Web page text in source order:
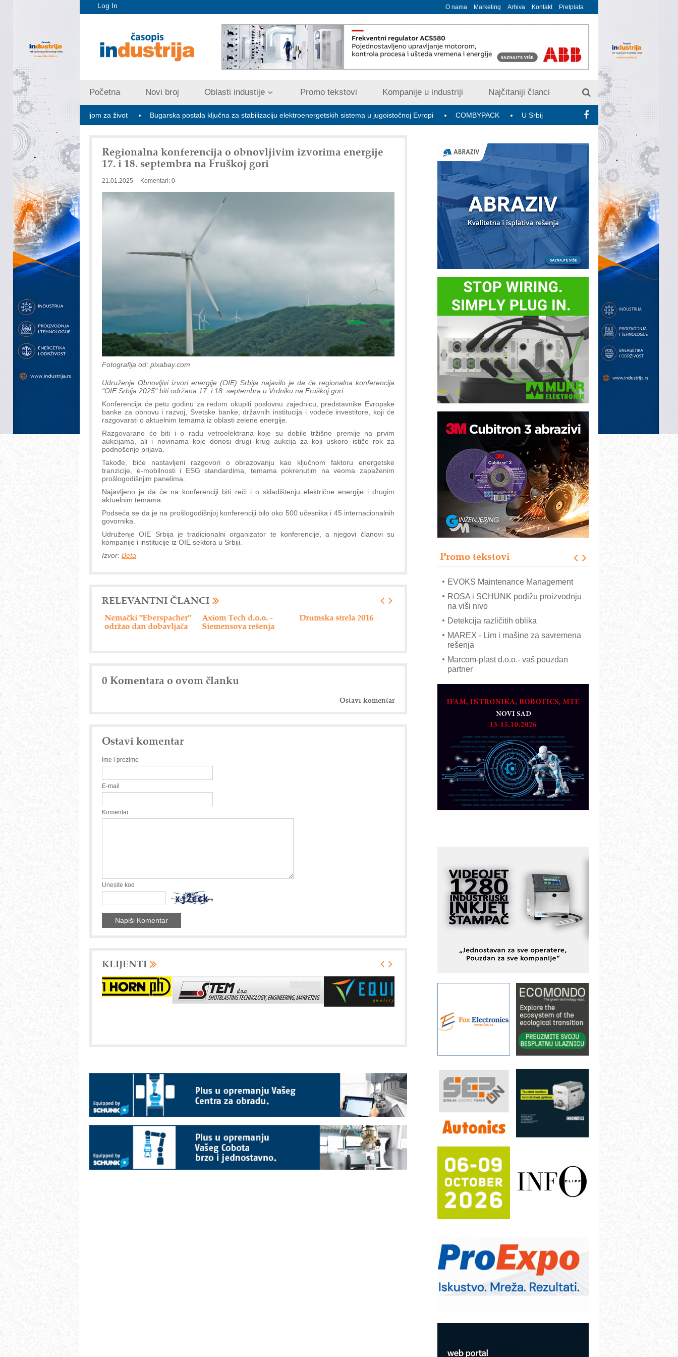
Log In O nama Marketing Arhiva Kontakt Pretplata
Početna Novi broj Oblasti industije Promo tekstovi Kompanije u industriji Najčitaniji članci
najboljom zemljom za život Bugarska postala ključna za stabilizaciju elektroenergetskih sistema u jugoistočnoj Evropi COMBYPACK U Srbiji trenutno aktivne 2.354 5G bazne radio-stanice
Regionalna konferencija o obnovljivim izvorima energije
17. i 18. septembra na Fruškoj gori
21.01.2025 Komentari: 0
Fotografija od: pixabay.com
Udruženje Obnovljivi izvori energije (OIE) Srbija najavilo je da će regionalna konferencija
"OIE Srbija 2025" biti održana 17. i 18. septembra u Vrdniku na Fruškoj gori.
Konferencija će petu godinu za redom okupiti poslovnu zajednicu, predstavnike Evropske
banke za obnovu i razvoj, Svetske banke, državnih institucija i vodeće investitore, koji će
razgovarati o aktuelnim temama iz oblasti zelene energije.
Razgovarano će biti i o radu vetroelektrana koje su dobile tržišne premije na prvim
aukcijama, ali i novinama koje donosi drugi krug aukcija za koji uskoro ističe rok za
podnošenje prijava.
Takođe, biće nastavljeni razgovori o obrazovanju kao ključnom faktoru energetske
tranzicije, e-mobilnosti i ESG standardima, temama pokrenutim na veoma zapaženim
prošlogodišnjim panelima.
Najavljeno je da će na konferenciji biti reči i o skladištenju električne energije i drugim
aktuelnim temama.
Podseća se da je na prošlogodišnjoj konferenciji bilo oko 500 učesnika i 45 internacionalnih
govornika.
Udruženje OIE Srbija je tradicionalni organizator te konferencije, a njegovi članovi su
kompanije i institucije iz OIE sektora u Srbiji.
Izvor: Beta
RELEVANTNI ČLANCI
Nemački "Eberspacher"
održao dan dobavljača
Axiom Tech d.o.o. -
Siemensova rešenja
Drumska strela 2016 Hannover messe 2016 ABB - 125 godina
uspešnog poslovanja
0 Komentara o ovom članku
Ostavi komentar
Ostavi komentar
Ime i prezime
E-mail
Komentar
Unesite kod
KLIJENTI
Promo tekstovi
Trajna oznaka kao dugoročna korist
Bezbednost na prvom mestu!
IB BLUMENAUER - više od 40 godina
poverenja u industriji
RMQ-TITAN ADVANCED INDICATOR
– Pametna signalizacija za efikasnije
upravljanje mašinama
solarnim elektranama i vetroparkovima
EVOKS Maintenance Management
ROSA i SCHUNK podižu proizvodnju
na viši nivo
Detekcija različitih oblika
MAREX - Lim i mašine za savremena
rešenja
Marcom-plast d.o.o.- vaš pouzdan
partner
CTO - Prilagodite svoju toplinsku
Razvoj asortimanskog pravca MINI-
PLC AKYTEC
dostupan u Srbiji
MOTOMAN – NEXT-Robotika vođena
veštačkom inteligencijom
I.SAFE MOBILE revolucioniše
industrijsku automatizaciju
pionirskimmobile operator PANEL-OM
Alba d.o.o. – 35 godina preciznosti u
metrologiji i pametnim dozirnim
rešenjima
IBeRTIM - oprema za ispitivanje
kontrole kvaliteta
sistema
YAMADA pumpe – japanska
Filtration Group Industrial – Napredna
rešenja za filtraciju u hidrauličkim i
procesnim sistemima
Art Utopia Studio – vizuelne priče
industrije i biznisa
RILINEX kompanije Rittal
automatizaciju
Efikasno upravljanje energijom
Automatizacija pakovanja · Display
Proizvodnja iC7 Hybrid 1500 VDC
mrežnog pretvarača sa tečnim
Potpuna efikasnost bez složenih
sistema
Trajna oznaka kao dugoročna korist
Bezbednost na prvom mestu!
poverenja u industriji
– Pametna signalizacija za efikasnije
upravljanje mašinama
Sigurnije ispitivanje transformatora u
solarnim elektranama i vetroparkovima
COMBYPACK
ROSA i SCHUNK podižu proizvodnju
Detekcija različitih oblika